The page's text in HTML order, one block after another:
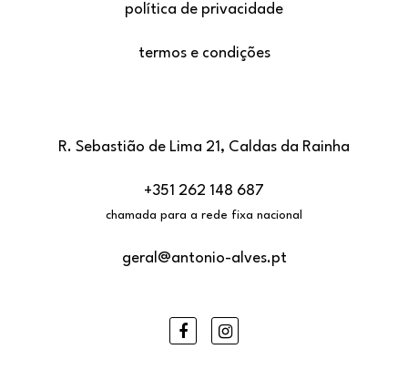
política de privacidade
termos e condições
R. Sebastião de Lima 21, Caldas da Rainha
+351 262 148 687
chamada para a rede fixa nacional
geral@antonio-alves.pt
FacebookInstagram